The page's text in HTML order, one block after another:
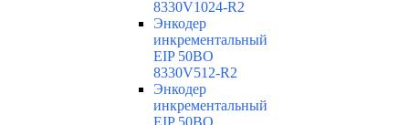
8330V1024-R2
Энкодер
инкрементальный
EIP 50BO
8330V512-R2
Энкодер
инкрементальный